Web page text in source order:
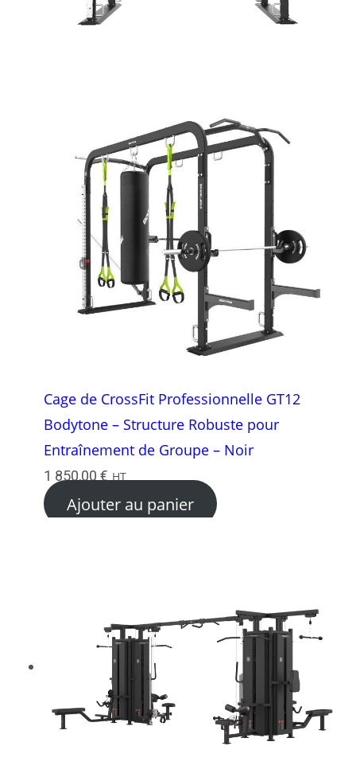
Cage de CrossFit Professionnelle GT12
Bodytone – Structure Robuste pour
Entraînement de Groupe – Noir
1 850,00 € HT
Ajouter au panier